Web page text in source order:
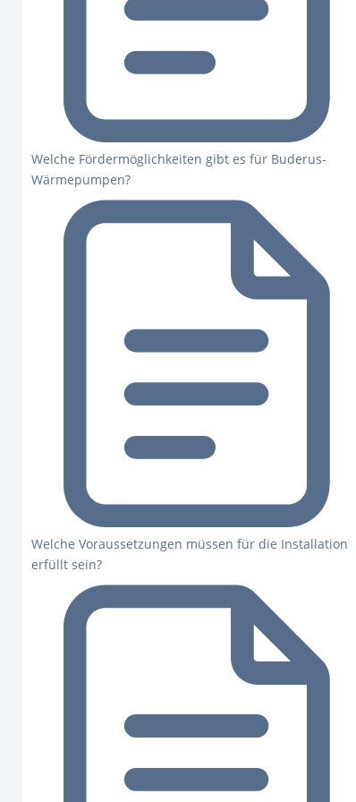
Welche Fördermöglichkeiten gibt es für Buderus-
Wärmepumpen?
Welche Voraussetzungen müssen für die Installation
erfüllt sein?